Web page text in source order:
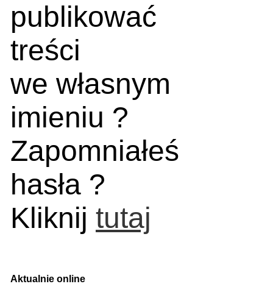
publikować
treści
we własnym
imieniu ?
Zapomniałeś
hasła ?
Kliknij tutaj
Aktualnie online